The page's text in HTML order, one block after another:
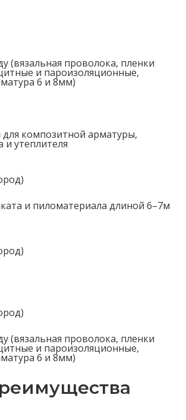
(вязальная проволока, пленки
и пароизоляционные,
6 и 8мм)
для композитной арматуры,
и утеплителя
и пиломатериала длиной 6–7м
(вязальная проволока, пленки
и пароизоляционные,
6 и 8мм)